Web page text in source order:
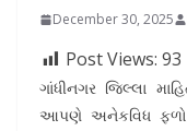
December 30, 2025
Post Views: 93
ગાંધીનગર જિલ્લા
આપણે અનેકવિધ